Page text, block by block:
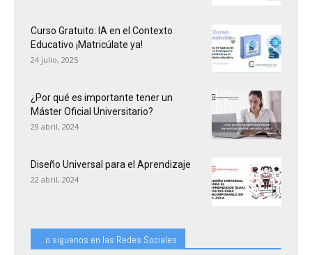
Curso Gratuito: IA en el Contexto
Educativo ¡Matricúlate ya!
24 julio, 2025
¿Por qué es importante tener un
Máster Oficial Universitario?
29 abril, 2024
Diseño Universal para el Aprendizaje
22 abril, 2024
...o siguenos en las Redes Sociales